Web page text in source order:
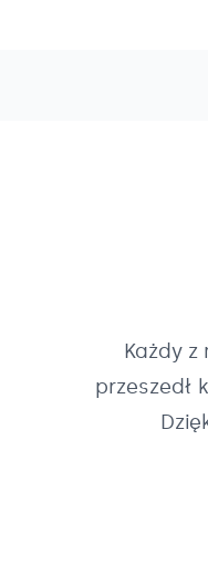
Każdy z
przeszedł